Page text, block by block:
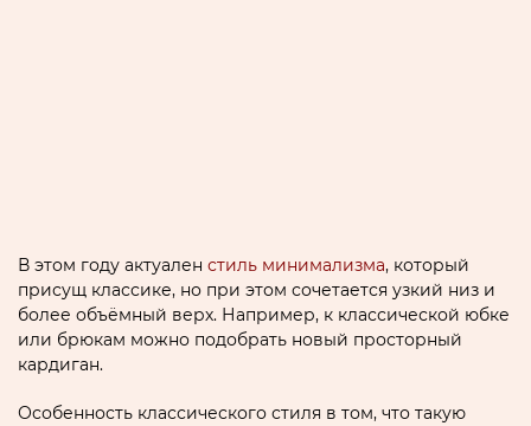
В этом году актуален стиль минимализма, который
присущ классике, но при этом сочетается узкий низ и
более объёмный верх. Например, к классической юбке
или брюкам можно подобрать новый просторный
кардиган.
Особенность классического стиля в том, что такую